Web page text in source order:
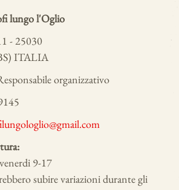
lungo l'Oglio
- 25030
ITALIA
organizzativo
9-17
subire variazioni durante gli